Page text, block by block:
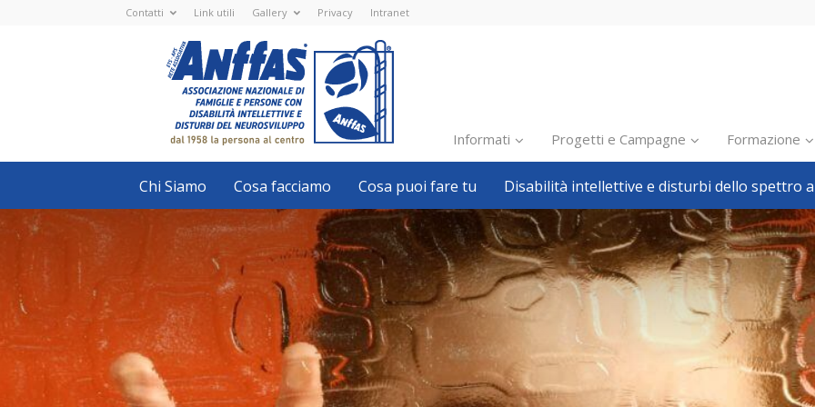
Contatti Link utili Gallery Privacy Intranet
Nazionale
ETS
-
APS
Associazione
Nazionale
di
Famiglie
e
con
disabilità
intellettive
disturbi
del
neurosviluppo
Informati
Inclusione scolastica
Inclusione lavorativa
Notizie dalla FISH
Politiche sociali
Sport
Formazione
Avvisi, bandi
Ricerca e Scienza
Welfare locale
Progetti e Campagne Formazione
Chi Siamo Cosa facciamo Cosa puoi fare tu Disabilità intellettive e disturbi dello spettro